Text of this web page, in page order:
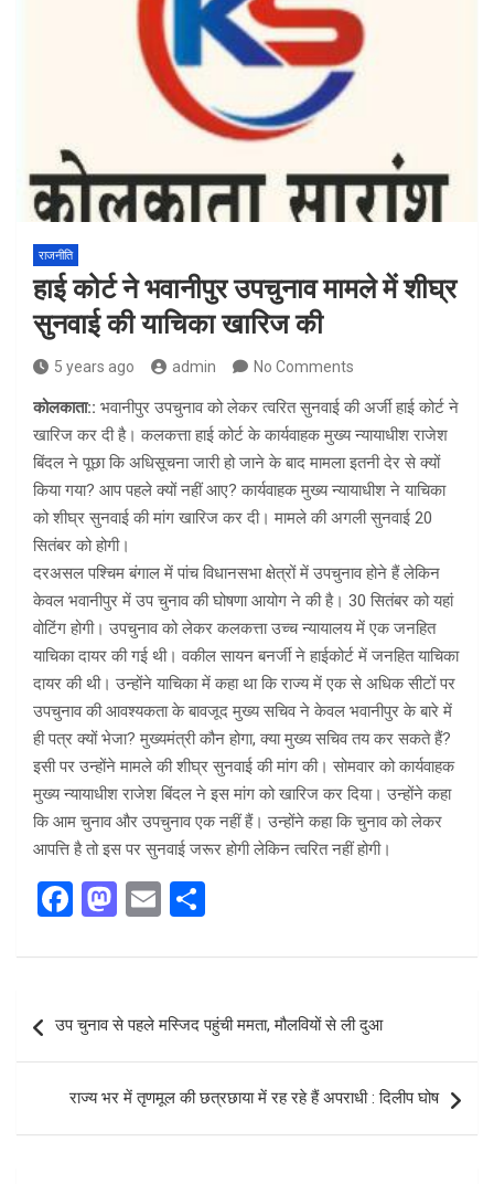
राजनीति
हाई कोर्ट ने भवानीपुर उपचुनाव मामले में शीघ्र
सुनवाई की याचिका खारिज की
5 years ago admin No Comments
कोलकाता:: भवानीपुर उपचुनाव को लेकर त्वरित सुनवाई की अर्जी हाई कोर्ट ने
खारिज कर दी है। कलकत्ता हाई कोर्ट के कार्यवाहक मुख्य न्यायाधीश राजेश
बिंदल ने पूछा कि अधिसूचना जारी हो जाने के बाद मामला इतनी देर से क्यों
किया गया? आप पहले क्यों नहीं आए? कार्यवाहक मुख्य न्यायाधीश ने याचिका
को शीघ्र सुनवाई की मांग खारिज कर दी। मामले की अगली सुनवाई 20
सितंबर को होगी।
दरअसल पश्चिम बंगाल में पांच विधानसभा क्षेत्रों में उपचुनाव होने हैं लेकिन
केवल भवानीपुर में उप चुनाव की घोषणा आयोग ने की है। 30 सितंबर को यहां
वोटिंग होगी। उपचुनाव को लेकर कलकत्ता उच्च न्यायालय में एक जनहित
याचिका दायर की गई थी। वकील सायन बनर्जी ने हाईकोर्ट में जनहित याचिका
दायर की थी। उन्होंने याचिका में कहा था कि राज्य में एक से अधिक सीटों पर
उपचुनाव की आवश्यकता के बावजूद मुख्य सचिव ने केवल भवानीपुर के बारे में
ही पत्र क्यों भेजा? मुख्यमंत्री कौन होगा, क्या मुख्य सचिव तय कर सकते हैं?
इसी पर उन्होंने मामले की शीघ्र सुनवाई की मांग की। सोमवार को कार्यवाहक
मुख्य न्यायाधीश राजेश बिंदल ने इस मांग को खारिज कर दिया। उन्होंने कहा
कि आम चुनाव और उपचुनाव एक नहीं हैं। उन्होंने कहा कि चुनाव को लेकर
आपत्ति है तो इस पर सुनवाई जरूर होगी लेकिन त्वरित नहीं होगी।
F
ce
o
o
k
M
st
o
d
o
n
E
ail ar
e
navigation
उप चुनाव से पहले मस्जिद पहुंची ममता, मौलवियों से ली दुआ
राज्य भर में तृणमूल की छत्रछाया में रह रहे हैं अपराधी : दिलीप घोष